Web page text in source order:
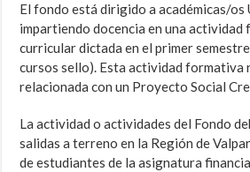
El fondo está dirigido a académicas/os
impartiendo docencia en una actividad
curricular dictada en el primer
cursos sello). Esta actividad formativa
relacionada con un Proyecto Social
La actividad o actividades del Fondo
salidas a terreno en la Región de
de estudiantes de la asignatura